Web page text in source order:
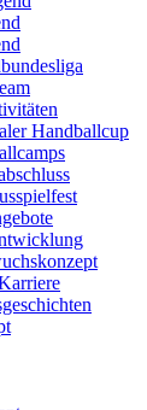
Handballcup